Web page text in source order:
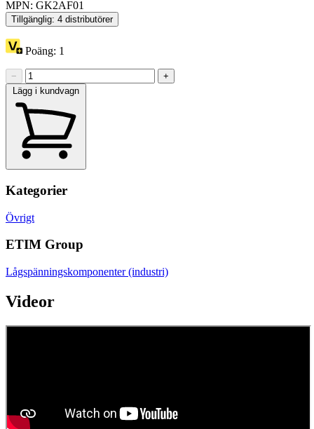
MPN: GK2AF01
Tillgänglig: 4 distributörer
Poäng: 1
−
+
Lägg i kundvagn
Kategorier
Övrigt
ETIM Group
Lågspänningskomponenter (industri)
Videor